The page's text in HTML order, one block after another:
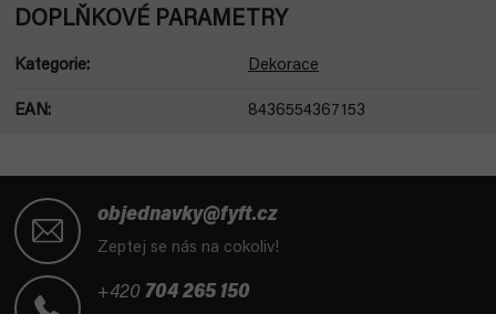
DOPLŇKOVÉ PARAMETRY
Kategorie: Dekorace
EAN: 8436554367153
objednavky@fyft.cz
Zeptej se nás na cokoliv!
+420 704 265 150